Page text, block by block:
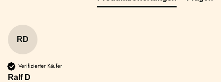
RD
Verifizierter Käufer
Ralf D